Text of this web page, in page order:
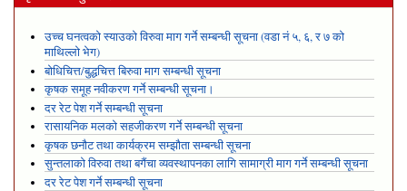
उच्च घनत्वको स्याउको विरुवा माग गर्ने सम्बन्धी सूचना (वडा नं ५, ६, र ७ को
माथिल्लो भेग)
बोधिचित्त/बुद्धचित्त बिरुवा माग सम्बन्धी सूचना
कृषक समूह नवीकरण गर्ने सम्बन्धी सूचना।
दर रेट पेश गर्ने सम्बन्धी सूचना
रासायनिक मलको सहजीकरण गर्ने सम्बन्धी सूचना
कृषक छनौट तथा कार्यक्रम सम्झौता सम्बन्धी सूचना
सुन्तलाको विरुवा तथा बगैंचा व्यवस्थापनका लागि सामाग्री माग गर्ने सम्बन्धी सूचना
दर रेट पेश गर्ने सम्बन्धी सूचना